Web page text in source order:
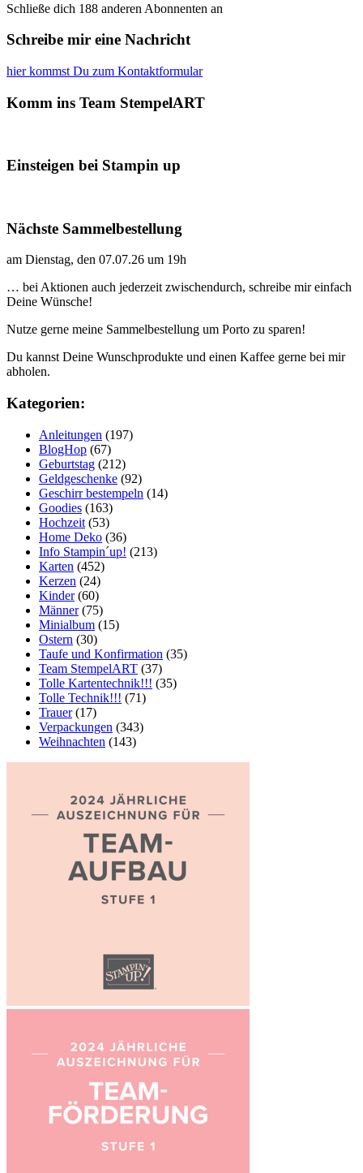
Schließe dich 188 anderen Abonnenten an
Schreibe mir eine Nachricht
hier kommst Du zum Kontaktformular
Komm ins Team StempelART
Einsteigen bei Stampin up
Nächste Sammelbestellung
am Dienstag, den 07.07.26 um 19h
… bei Aktionen auch jederzeit zwischendurch, schreibe mir einfach
Deine Wünsche!
Nutze gerne meine Sammelbestellung um Porto zu sparen!
Du kannst Deine Wunschprodukte und einen Kaffee gerne bei mir
abholen.
Kategorien:
Anleitungen (197)
BlogHop (67)
Geburtstag (212)
Geldgeschenke (92)
Geschirr bestempeln (14)
Goodies (163)
Hochzeit (53)
Home Deko (36)
Info Stampin´up! (213)
Karten (452)
Kerzen (24)
Kinder(60)
Männer(75)
Minialbum (15)
Ostern (30)
Taufe und Konfirmation (35)
Team StempelART (37)
Tolle Kartentechnik!!! (35)
Tolle Technik!!! (71)
Trauer(17)
Verpackungen (343)
Weihnachten (143)